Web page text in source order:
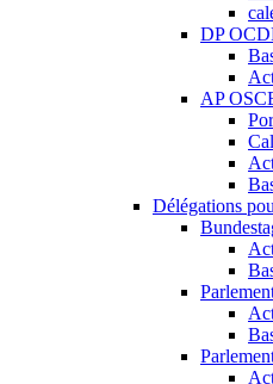
DP
AP
Délégations